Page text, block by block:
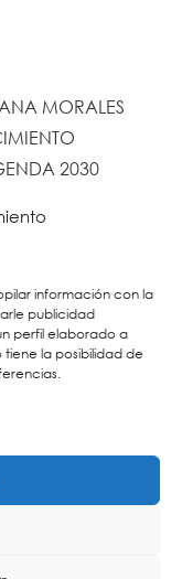
información con la
publicidad
perfil elaborado a
tiene la posibilidad de
MORALES
2030